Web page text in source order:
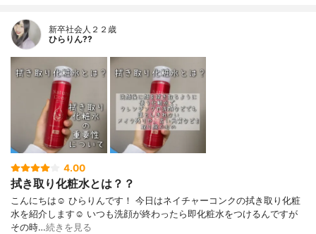
新卒社会人２２歳
ひらりん??
4.00
拭き取り化粧水とは？？
こんにちは☺️ ひらりんです！ 今日はネイチャーコンクの拭き取り化粧
水を紹介します☺️ いつも洗顔が終わったら即化粧水をつけるんですが
その時…続きを見る